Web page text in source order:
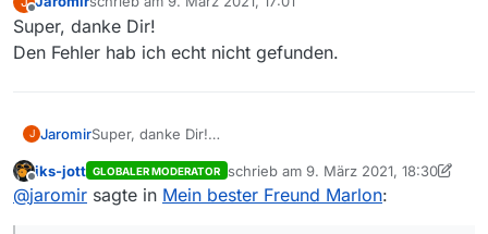
zuletzt editiert von
Super, danke Dir!
Den Fehler hab ich echt nicht gefunden.
J JaromirSuper, danke Dir!
Offline
iks-jott GLOBALER MODERATOR schrieb am 9. März 2021, 18:30
zuletzt editiert von iks-jott3. Sept.
@jaromir sagte in Mein bester Freund Marlon: